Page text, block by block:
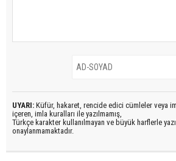
UYARI: Küfür, hakaret, rencide edici cümleler veya
içeren, imla kuralları ile yazılmamış,
Türkçe karakter kullanılmayan ve büyük harflerle
onaylanmamaktadır.